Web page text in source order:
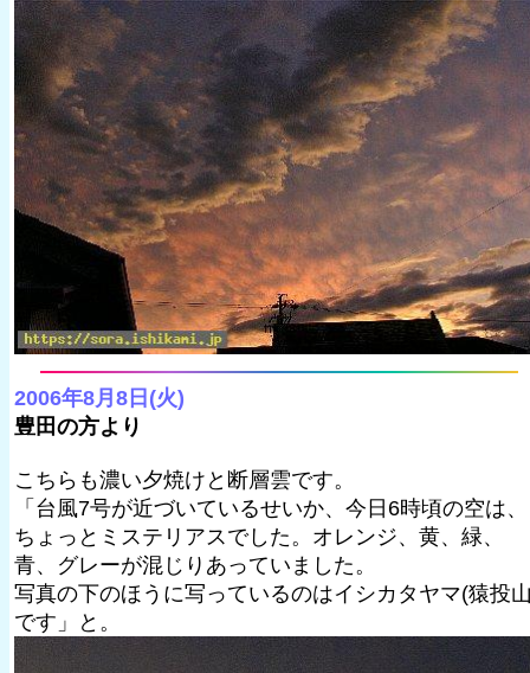
2006年8月8日(火)
豊田の方より
こちらも濃い夕焼けと断層雲です。
「台風7号が近づいているせいか、今日6時頃の空は、
ちょっとミステリアスでした。オレンジ、黄、緑、
青、グレーが混じりあっていました。
写真の下のほうに写っているのはイシカタヤマ(猿投
です」と。